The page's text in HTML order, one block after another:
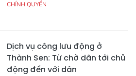
CHÍNH QUYỀN
Dịch vụ công lưu động ở
Thành Sen: Từ chờ dân tới chủ
động đến với dân